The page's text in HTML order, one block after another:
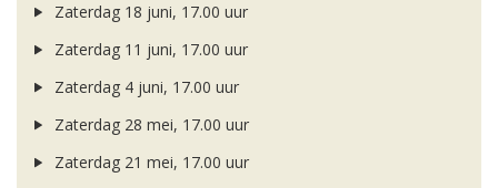
Zaterdag 18 juni, 17.00 uur
Zaterdag 11 juni, 17.00 uur
Zaterdag 4 juni, 17.00 uur
Zaterdag 28 mei, 17.00 uur
Zaterdag 21 mei, 17.00 uur